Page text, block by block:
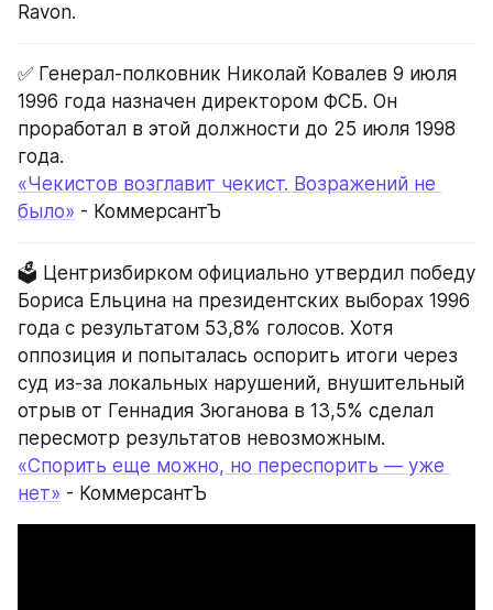
Ravon.
✅ Генерал-полковник Николай Ковалев 9 июля
1996 года назначен директором ФСБ. Он
проработал в этой должности до 25 июля 1998
года.
«Чекистов возглавит чекист. Возражений не
было» - КоммерсантЪ
🗳️ Центризбирком официально утвердил победу
Бориса Ельцина на президентских выборах 1996
года с результатом 53,8% голосов. Хотя
оппозиция и попыталась оспорить итоги через
суд из-за локальных нарушений, внушительный
отрыв от Геннадия Зюганова в 13,5% сделал
пересмотр результатов невозможным.
«Спорить еще можно, но переспорить — уже
нет» - КоммерсантЪ